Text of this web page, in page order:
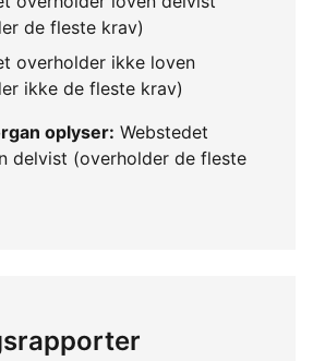
de fleste krav)
overholder ikke loven
ikke de fleste krav)
oplyser: Webstedet
delvist (overholder de fleste